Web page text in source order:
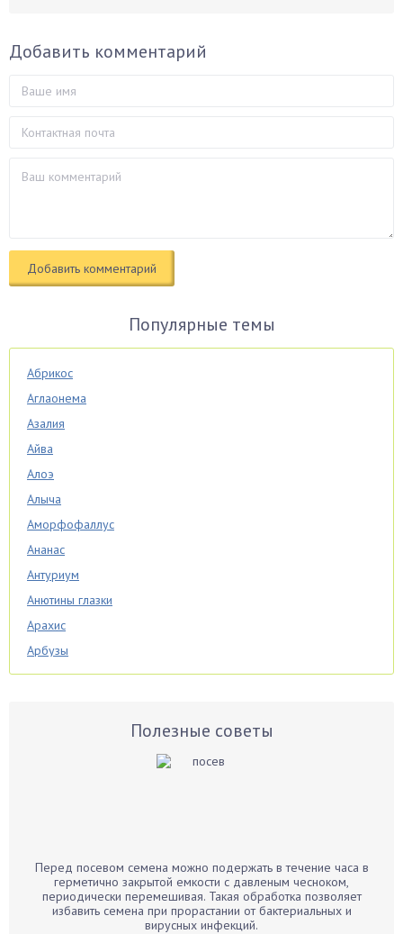
Добавить комментарий
Популярные темы
Абрикос
Аглаонема
Азалия
Айва
Алоэ
Алыча
Аморфофаллус
Ананас
Антуриум
Анютины глазки
Арахис
Арбузы
Аспарагус
Бархатцы
Бегония
Полезные советы
Перед посевом семена можно подержать в течение часа в
герметично закрытой емкости с давленым чесноком,
периодически перемешивая. Такая обработка позволяет
избавить семена при прорастании от бактериальных и
вирусных инфекций.